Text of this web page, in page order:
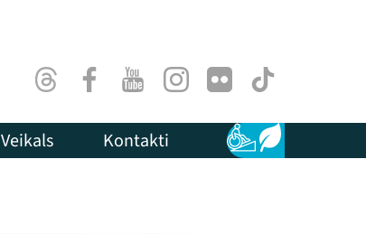
ThreadsFacebookYoutubeInstagram
Flick TikTok
Veikals Kontakti Pieejamība
Ilgtspēja